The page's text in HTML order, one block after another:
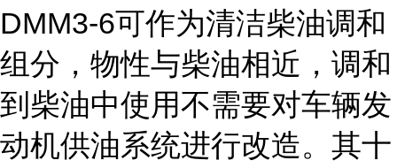
DMM3-6可作为清洁柴油调和
组分，物性与柴油相近，调和
到柴油中使用不需要对车辆发
动机供油系统进行改造。其十